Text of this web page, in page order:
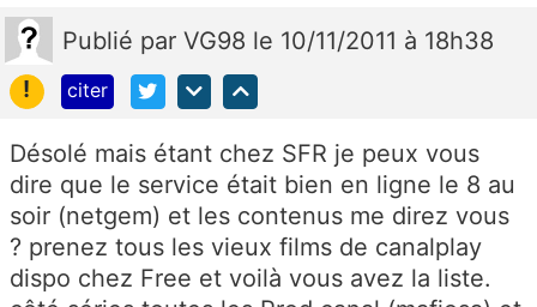
Publié par VG98 le 10/11/2011 à 18h38
!
citer
Désolé mais étant chez SFR je peux vous
dire que le service était bien en ligne le 8 au
soir (netgem) et les contenus me direz vous
? prenez tous les vieux films de canalplay
dispo chez Free et voilà vous avez la liste.